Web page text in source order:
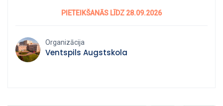
pieaugušo izglītībai” ietvaros ar 70% ES līdzfinansējumu. IT
(darba dienu vakaros) Kopējais stundu skaits: 32 h tiešsaistē
+ 44 h patstāvīgais darbs Mācību maksa: Pieteikšanās
projektam* ar 30% līdzmaksājumu – 117,42 € Pilna kursa
PIETEIKŠANĀS LĪDZ 28.09.2026
Organizācija
Ventspils Augstskola